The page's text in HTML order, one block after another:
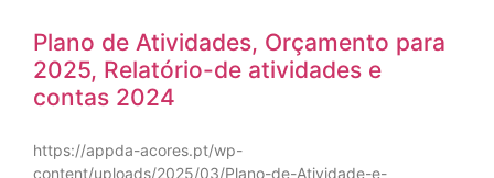
Plano de Atividades, Orçamento para
2025, Relatório-de atividades e
contas 2024
https://appda-acores.pt/wp-
content/uploads/2025/03/Plano-de-Atividade-e-